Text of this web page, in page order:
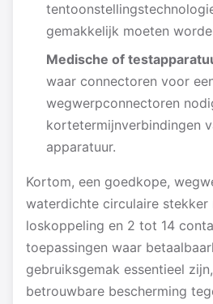
gemakkelijk moeten
Medische of
waar connectoren voor
wegwerpconnectoren
kortetermijnverbindingen
apparatuur.
Kortom, een goedkope,
waterdichte circulaire stekker
loskoppeling en 2 tot 14
toepassingen waar
gebruiksgemak essentieel
betrouwbare bescherming